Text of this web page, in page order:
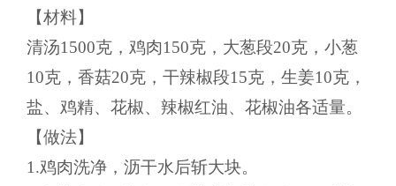
【材料】
清汤1500克，鸡肉150克，大葱段20克，小葱
10克，香菇20克，干辣椒段15克，生姜10克，
盐、鸡精、花椒、辣椒红油、花椒油各适量。
【做法】
1.鸡肉洗净，沥干水后斩大块。